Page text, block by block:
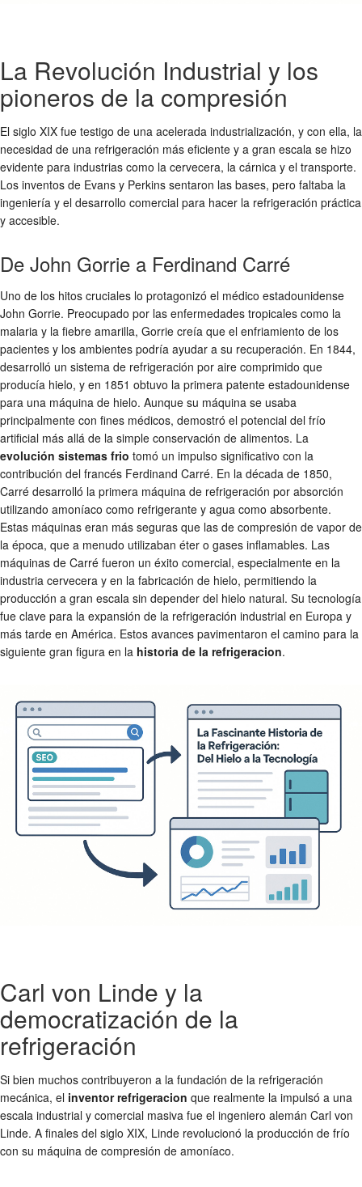
La Revolución Industrial y los
pioneros de la compresión
El siglo XIX fue testigo de una acelerada industrialización, y con ella, la
necesidad de una refrigeración más eficiente y a gran escala se hizo
evidente para industrias como la cervecera, la cárnica y el transporte.
Los inventos de Evans y Perkins sentaron las bases, pero faltaba la
ingeniería y el desarrollo comercial para hacer la refrigeración práctica
y accesible.
De John Gorrie a Ferdinand Carré
Uno de los hitos cruciales lo protagonizó el médico estadounidense
John Gorrie. Preocupado por las enfermedades tropicales como la
malaria y la fiebre amarilla, Gorrie creía que el enfriamiento de los
pacientes y los ambientes podría ayudar a su recuperación. En 1844,
desarrolló un sistema de refrigeración por aire comprimido que
producía hielo, y en 1851 obtuvo la primera patente estadounidense
para una máquina de hielo. Aunque su máquina se usaba
principalmente con fines médicos, demostró el potencial del frío
artificial más allá de la simple conservación de alimentos. La
evolución sistemas frio tomó un impulso significativo con la
contribución del francés Ferdinand Carré. En la década de 1850,
Carré desarrolló la primera máquina de refrigeración por absorción
utilizando amoníaco como refrigerante y agua como absorbente.
Estas máquinas eran más seguras que las de compresión de vapor de
la época, que a menudo utilizaban éter o gases inflamables. Las
máquinas de Carré fueron un éxito comercial, especialmente en la
industria cervecera y en la fabricación de hielo, permitiendo la
producción a gran escala sin depender del hielo natural. Su tecnología
fue clave para la expansión de la refrigeración industrial en Europa y
más tarde en América. Estos avances pavimentaron el camino para la
siguiente gran figura en la historia de la refrigeracion.
Carl von Linde y la
democratización de la
refrigeración
Si bien muchos contribuyeron a la fundación de la refrigeración
mecánica, el inventor refrigeracion que realmente la impulsó a una
escala industrial y comercial masiva fue el ingeniero alemán Carl von
Linde. A finales del siglo XIX, Linde revolucionó la producción de frío
con su máquina de compresión de amoníaco.